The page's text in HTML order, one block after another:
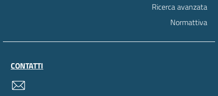
Ricerca avanzata
Normattiva
CONTATTI